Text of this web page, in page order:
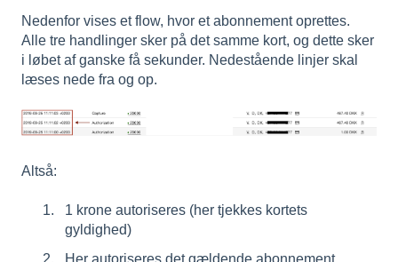
Nedenfor vises et flow, hvor et abonnement oprettes.
Alle tre handlinger sker på det samme kort, og dette sker
i løbet af ganske få sekunder. Nedestående linjer skal
læses nede fra og op.
Altså:
1 krone autoriseres (her tjekkes kortets
gyldighed)
Her autoriseres det gældende abonnement